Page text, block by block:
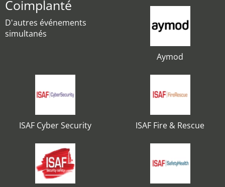
Coimplanté
D'autres événements
simultanés
Aymod
ISAF Cyber Security ISAF Fire & Rescue